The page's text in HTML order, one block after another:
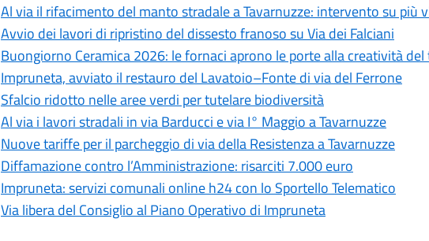
Al via il rifacimento del manto stradale a Tavarnuzze: intervento su più
Avvio dei lavori di ripristino del dissesto franoso su Via dei Falciani
Buongiorno Ceramica 2026: le fornaci aprono le porte alla creatività
Impruneta, avviato il restauro del Lavatoio–Fonte di via del Ferrone
Sfalcio ridotto nelle aree verdi per tutelare biodiversità
Al via i lavori stradali in via Barducci e via I° Maggio a Tavarnuzze
Nuove tariffe per il parcheggio di via della Resistenza a Tavarnuzze
Diffamazione contro l’Amministrazione: risarciti 7.000 euro
Impruneta: servizi comunali online h24 con lo Sportello Telematico
Via libera del Consiglio al Piano Operativo di Impruneta